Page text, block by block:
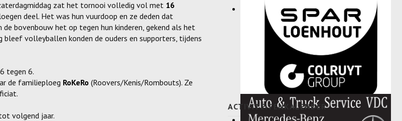
zat het tornooi volledig vol met 16
deel. Het was hun vuurdoop en ze deden dat
bovenbouw het op tegen hun kinderen, gekend als het
bleef volleyballen konden de ouders en supporters, tijdens
tegen 6.
de familieploeg RoKeRo (Roovers/Kenis/Rombouts). Ze
volgend jaar.
ACTIVITEITENKALENDER